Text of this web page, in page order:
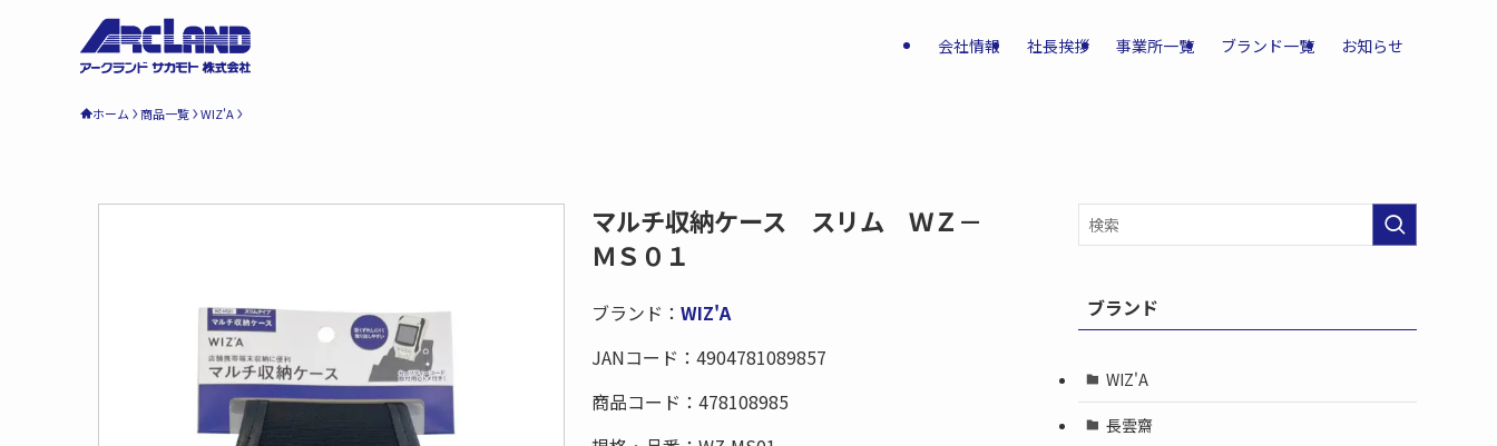
会社情報 社長挨拶 事業所一覧 ブランド一覧 お知らせ
ホーム 商品一覧 WIZ'A
マルチ収納ケース スリム ＷＺ－
ＭＳ０１
ブランド：WIZ'A
JANコード：4904781089857
商品コード：478108985
ブランド
WIZ'A
長雲齋